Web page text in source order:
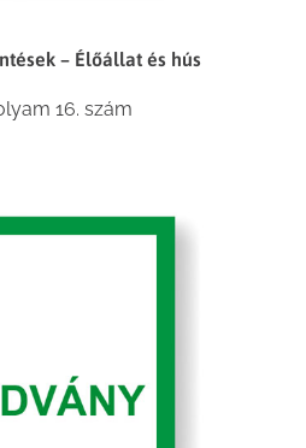
– Élőállat és hús
16. szám